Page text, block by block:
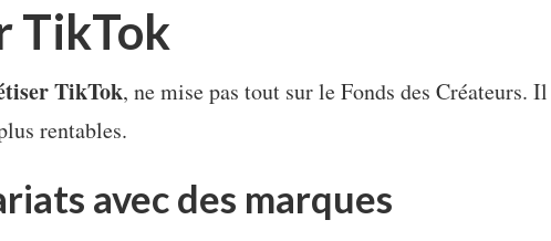
TikTok
TikTok, ne mise pas tout sur le Fonds des Créateurs. Il
rentables.
avec des marques